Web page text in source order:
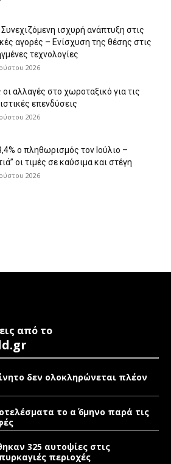
Συνεχιζόμενη ισχυρή ανάπτυξη στις
αγορές – Ενίσχυση της θέσης στις
τεχνολογίες
2026
αλλαγές στο χωροταξικό για τις
επενδύσεις
2026
ο πληθωρισμός τον Ιούλιο –
οι τιμές σε καύσιμα και στέγη
2026
από το
δεν ολοκληρώνεται πλέον
το α΄ 6μηνο παρά τις
325 αυτοψίες στις
περιοχές